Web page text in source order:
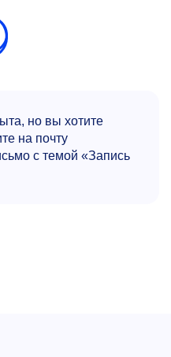
но вы хотите
на почту
с темой «Запись